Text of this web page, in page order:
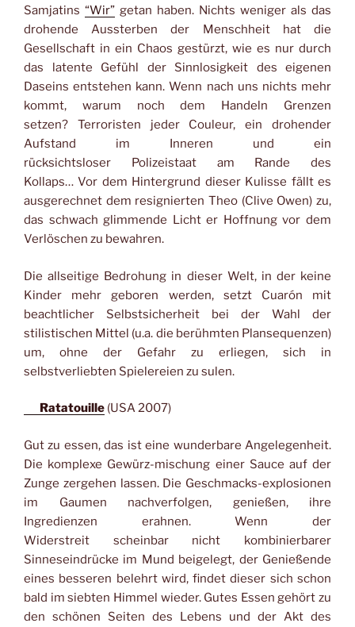
Samjatins “Wir” getan haben. Nichts weniger als das
drohende Aussterben der Menschheit hat die
Gesellschaft in ein Chaos gestürzt, wie es nur durch
das latente Gefühl der Sinnlosigkeit des eigenen
Daseins entstehen kann. Wenn nach uns nichts mehr
kommt, warum noch dem Handeln Grenzen
setzen? Terroristen jeder Couleur, ein drohender
Aufstand im Inneren und ein
rücksichtsloser Polizeistaat am Rande des
Kollaps… Vor dem Hintergrund dieser Kulisse fällt es
ausgerechnet dem resignierten Theo (Clive Owen) zu,
das schwach glimmende Licht er Hoffnung vor dem
Verlöschen zu bewahren.
Die allseitige Bedrohung in dieser Welt, in der keine
Kinder mehr geboren werden, setzt Cuarón mit
beachtlicher Selbstsicherheit bei der Wahl der
stilistischen Mittel (u.a. die berühmten Plansequenzen)
um, ohne der Gefahr zu erliegen, sich in
selbstverliebten Spielereien zu sulen.
Ratatouille (USA 2007)
Gut zu essen, das ist eine wunderbare Angelegenheit.
Die komplexe Gewürz-mischung einer Sauce auf der
Zunge zergehen lassen. Die Geschmacks-explosionen
im Gaumen nachverfolgen, genießen, ihre
Ingredienzen erahnen. Wenn der
Widerstreit scheinbar nicht kombinierbarer
Sinneseindrücke im Mund beigelegt, der Genießende
eines besseren belehrt wird, findet dieser sich schon
bald im siebten Himmel wieder. Gutes Essen gehört zu
den schönen Seiten des Lebens und der Akt des